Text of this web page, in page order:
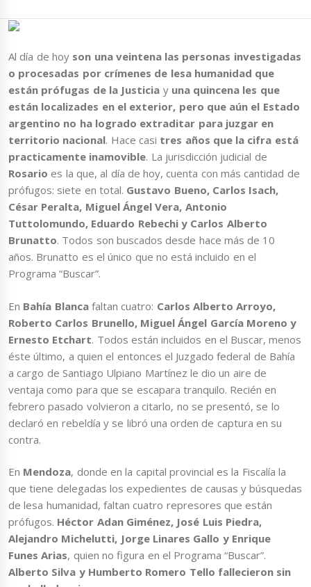
Al día de hoy son una veintena las personas investigadas
o procesadas por crímenes de lesa humanidad que
están prófugas de la Justicia y una quincena les que
están localizades en el exterior, pero que aún el Estado
argentino no ha logrado extraditar para juzgar en
territorio nacional. Hace casi tres años que la cifra está
practicamente inamovible. La jurisdicción judicial de
Rosario es la que, al día de hoy, cuenta con más cantidad de
prófugos: siete en total. Gustavo Bueno, Carlos Isach,
César Peralta, Miguel Ángel Vera, Antonio
Tuttolomundo, Eduardo Rebechi y Carlos Alberto
Brunatto. Todos son buscados desde hace más de 10
años. Brunatto es el único que no está incluido en el
Programa “Buscar”.
En Bahía Blancafaltan cuatro: Carlos Alberto Arroyo,
Roberto Carlos Brunello, Miguel Ángel García Moreno y
Ernesto Etchart. Todos están incluidos en el Buscar, menos
éste último, a quien el entonces el Juzgado federal de Bahía
a cargo de Santiago Ulpiano Martínez le dio un aire de
ventaja como para que se escapara tranquilo. Recién en
febrero pasado volvieron a citarlo, no se presentó, se lo
declaró en rebeldía y se libró una orden de captura en su
contra.
En Mendoza, donde en la capital provincial es la Fiscalía la
que tiene delegadas los expedientes de causas y búsquedas
de lesa humanidad, faltan cuatro represores que están
prófugos. Héctor Adan Giménez, José Luis Piedra,
Alejandro Michelutti, Jorge Linares Gallo y Enrique
Funes Arias, quien no figura en el Programa “Buscar”.
Alberto Silva y Humberto Romero Tello fallecieron sin